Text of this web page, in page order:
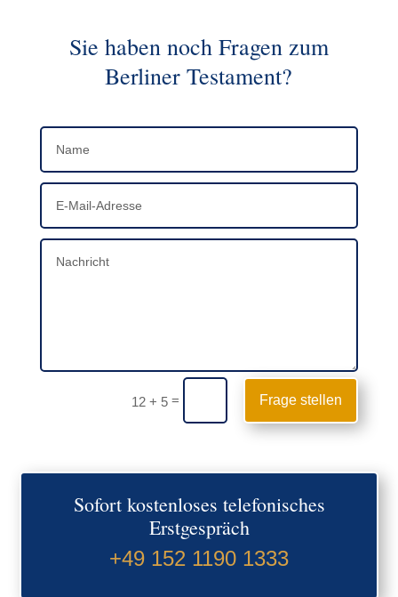
Sie haben noch Fragen zum
Berliner Testament?
12 + 5 = Frage stellen
Sofort kostenloses telefonisches
Erstgespräch
+49 152 1190 1333